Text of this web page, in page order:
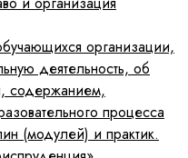
организации,
деятельность, об
содержанием,
процесса
(модулей) и практик.